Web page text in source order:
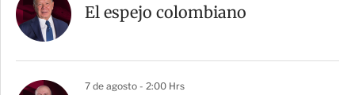
El espejo colombiano
7 de agosto - 2:00 Hrs